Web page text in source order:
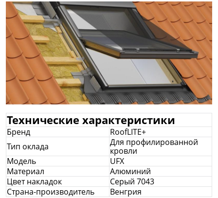
Технические характеристики
Бренд
RoofLITE+
Тип оклада
Для профилированной
кровли
Модель
UFX
Материал
Алюминий
Цвет накладок
Серый 7043
Страна-производитель
Венгрия